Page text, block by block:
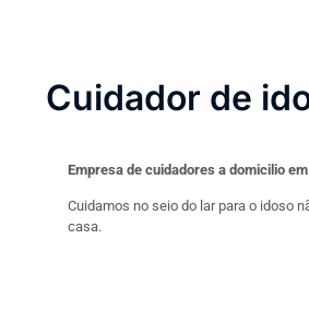
Cuidador de
Empresa de cuidadores a domicilio em
Cuidamos no seio do lar para o idoso
casa.